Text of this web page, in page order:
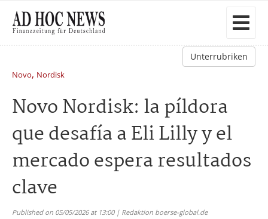
Unterrubriken
Novo, Nordisk
Novo Nordisk: la píldora
que desafía a Eli Lilly y el
mercado espera resultados
clave
Published on 05/05/2026 at 13:00 | Redaktion boerse-global.de